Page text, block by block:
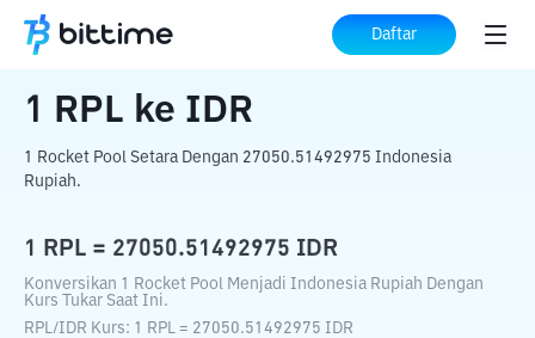
Daftar
Beranda Konverter Kripto ke IDR
1 RPL ke IDR
1 Rocket Pool Setara Dengan 27050.51492975 Indonesia
Rupiah.
1 RPL = 27050.51492975 IDR
Konversikan 1 Rocket Pool Menjadi Indonesia Rupiah Dengan
Kurs Tukar Saat Ini.
RPL/IDR Kurs: 1 RPL = 27050.51492975 IDR